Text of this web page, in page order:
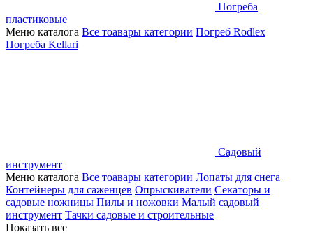
Погреба
пластиковые
Меню каталога Все тоавары категории Погреб Rodlex
Погреба Kellari
Садовый
инструмент
Меню каталога Все тоавары категории Лопаты для снега
Контейнеры для саженцев Опрыскиватели Секаторы и
садовые ножницы Пилы и ножовки Малый садовый
инструмент Тачки садовые и строительные
Показать все